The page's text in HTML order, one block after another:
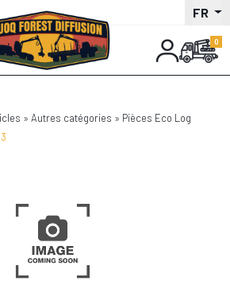
FR
Autres catégories
Pièces Eco Log